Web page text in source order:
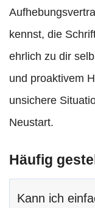
kennst, die
ehrlich zu dir
und proaktivem
unsichere
Neustart.
Häufig
Kann ich